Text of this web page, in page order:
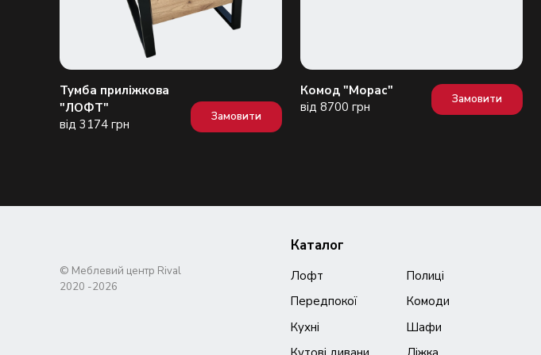
Тумба приліжкова
"ЛОФТ"
від 3174 грн
Замовити
Комод "Морас"
від 8700 грн
Замовити
© Меблевий центр Rival
Каталог
Лофт
Передпокої
Кухні
Полиці
Комоди
Шафи